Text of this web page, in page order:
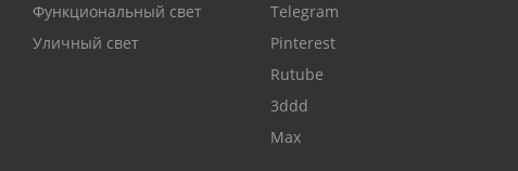
Функциональный свет
Уличный свет
Telegram
Pinterest
Rutube
3ddd
Max